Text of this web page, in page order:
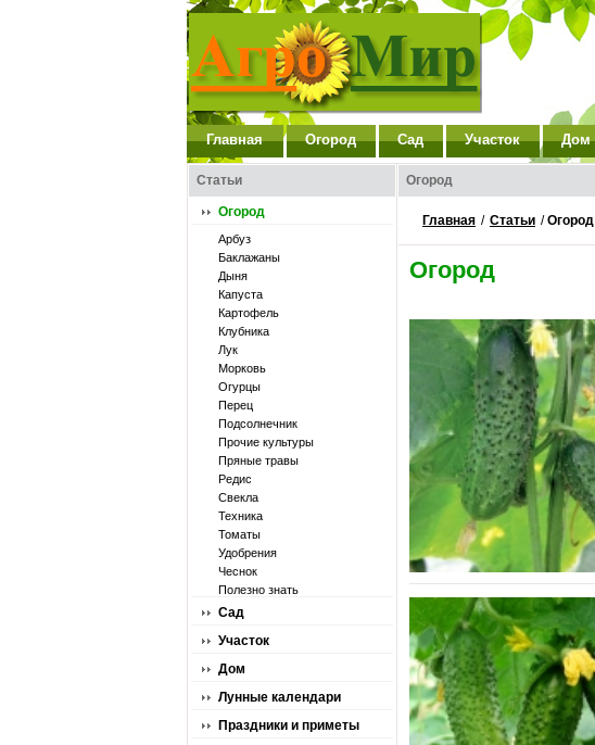
Главная Огород Сад Участок Дом
Статьи
Огород
Арбуз
Баклажаны
Дыня
Капуста
Картофель
Клубника
Лук
Морковь
Огурцы
Перец
Подсолнечник
Прочие культуры
Пряные травы
Редис
Свекла
Техника
Томаты
Удобрения
Чеснок
Полезно знать
Сад
Участок
Дом
Лунные календари
Праздники и приметы
Огород
Главная / Статьи /Огород
Огород